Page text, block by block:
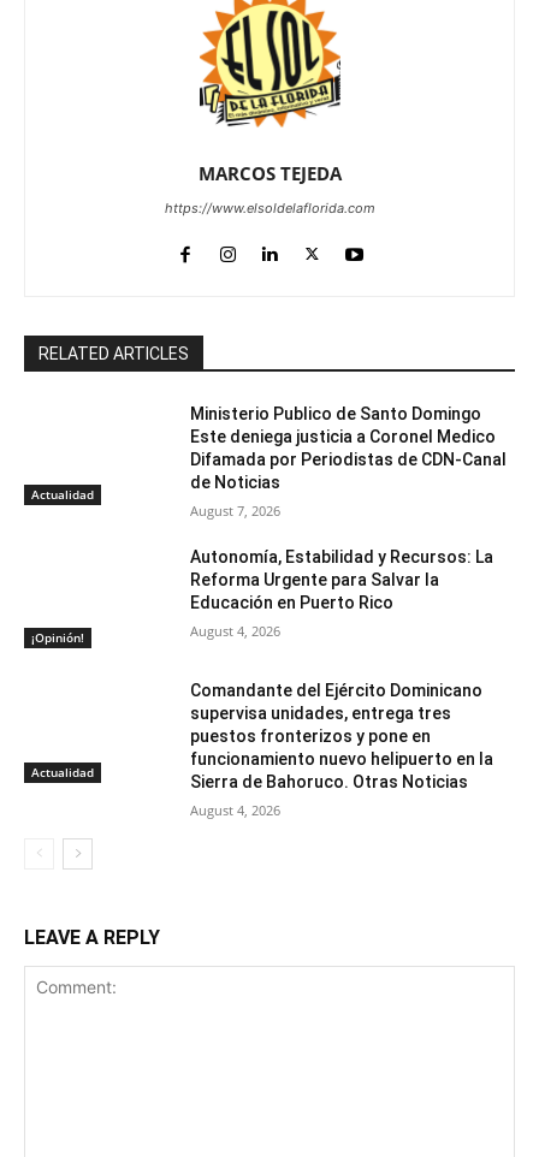
MARCOS TEJEDA
https://www.elsoldelaflorida.com
RELATED ARTICLES
Actualidad
Ministerio Publico de Santo Domingo
Este deniega justicia a Coronel Medico
Difamada por Periodistas de CDN-Canal
de Noticias
August 7, 2026
¡Opinión!
Autonomía, Estabilidad y Recursos: La
Reforma Urgente para Salvar la
Educación en Puerto Rico
August 4, 2026
Actualidad
Comandante del Ejército Dominicano
supervisa unidades, entrega tres
puestos fronterizos y pone en
funcionamiento nuevo helipuerto en la
Sierra de Bahoruco. Otras Noticias
August 4, 2026
LEAVE A REPLY